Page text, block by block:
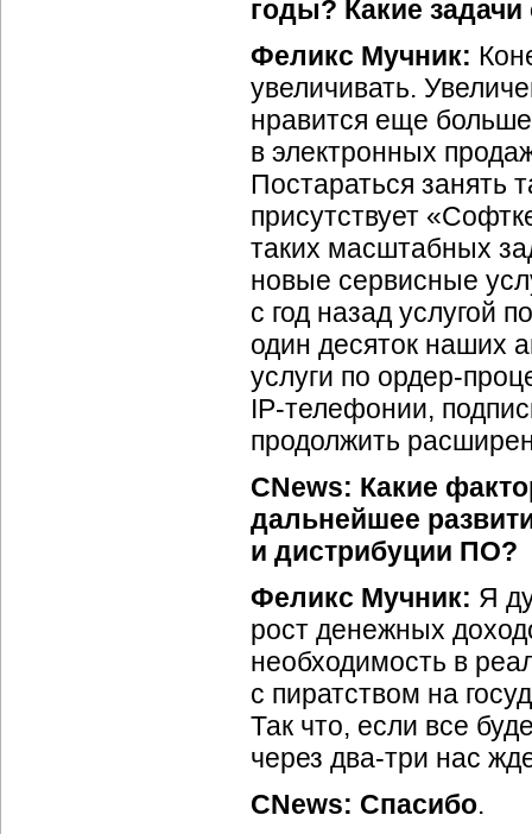
годы? Какие
Феликс Мучник:
увеличивать.
нравится еще
в электронных
Постараться занять
присутствует
таких масштабных
новые сервисные
с год назад услугой
один десяток наших
услуги по ордер-
IP-телефонии,
продолжить
CNews: Какие
дальнейшее
и дистрибуции ПО?
Феликс Мучник: Я
рост денежных
необходимость в
с пиратством на
Так что, если все
через два-три нас
CNews: Спасибо.